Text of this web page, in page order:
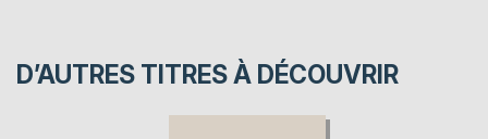
D’AUTRES TITRES À DÉCOUVRIR